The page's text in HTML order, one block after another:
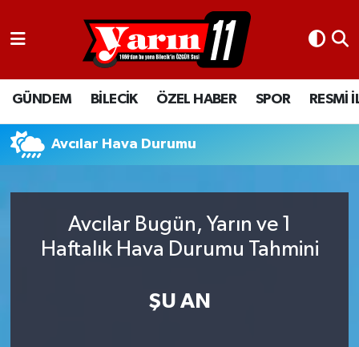
GÜNDEM BİLECİK ÖZEL HABER SPOR RESMİ
Avcılar Hava Durumu
Avcılar Bugün, Yarın ve 1
Haftalık Hava Durumu Tahmini
ŞU AN
GÜNDEM
BİLECİK
ÖZEL HABER
RESMİ İLANLAR
Bilecik Nöbetçi Eczaneler
Bilecik Hava Durumu
Bilecik Namaz Vakitleri
Süper Lig Puan Durumu ve Fikstür
Son Dakika Haberleri